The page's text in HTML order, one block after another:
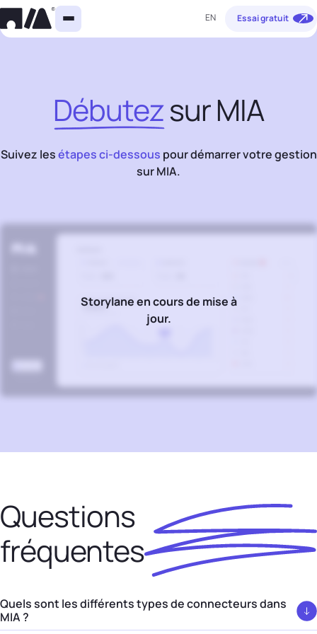
EN Essai gratuit
Débutezsur MIA
Suivez lesétapes ci-dessous pour démarrer votre gestion
sur MIA.
Storylane en cours de mise à
jour.
Questions
fréquentes
Quels sont les différents types de connecteurs dans
MIA ?